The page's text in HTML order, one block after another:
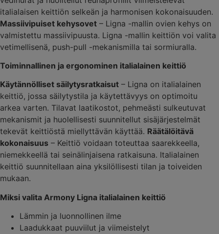
italialaisen keittiön selkeän ja harmonisen kokonaisuuden.
Massiivipuiset kehysovet – Ligna -mallin ovien kehys on
valmistettu massiivipuusta. Ligna -mallin keittiön voi valita
vetimellisenä, push-pull -mekanismilla tai sormiuralla.
Toiminnallinen ja ergonominen italialainen keittiö
Käytännölliset säilytysratkaisut – Ligna on italialainen
keittiö, jossa säilytystila ja käytettävyys on optimoitu
arkea varten. Tilavat laatikostot, pehmeästi sulkeutuvat
mekanismit ja huolellisesti suunnitellut sisäjärjestelmät
tekevät keittiöstä miellyttävän käyttää. Räätälöitävä
kokonaisuus – Keittiö voidaan toteuttaa saarekkeella,
niemekkeellä tai seinälinjaisena ratkaisuna. Italialainen
keittiö suunnitellaan aina yksilöllisesti tilan ja toiveiden
mukaan.
Miksi valita Armony Ligna italialainen keittiö
Lämmin ja luonnollinen ilme
Laadukkaat puuviilut ja viimeistelyt